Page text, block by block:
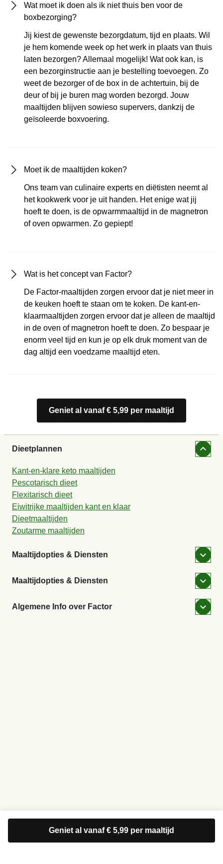
Geniet al vanaf € 5,99 per maaltijd
Wat moet ik doen als ik niet thuis ben voor de
boxbezorging?
Jij kiest de gewenste bezorgdatum, tijd en plaats. Wil
je hem komende week op het werk in plaats van thuis
laten bezorgen? Allemaal mogelijk! Wat ook kan, is
een bezorginstructie aan je bestelling toevoegen. Zo
weet de bezorger of de box in de achtertuin, bij de
deur of bij je buren mag worden bezorgd. Jouw
maaltijden blijven sowieso supervers, dankzij de
geïsoleerde boxvoering.
Moet ik de maaltijden koken?
Ons team van culinaire experts en diëtisten neemt al
het kookwerk voor je uit handen. Het enige wat jij
hoeft te doen, is de opwarmmaaltijd in de magnetron
of oven opwarmen. Zo gepiept!
Wat is het concept van Factor?
De Factor-maaltijden zorgen ervoor dat je niet meer in
de keuken hoeft te staan om te koken. De kant-en-
klaarmaaltijden zorgen ervoor dat je alleen de maaltijd
in de oven of magnetron hoeft te doen. Zo bespaar je
enorm veel tijd en kun je op elk druk moment van de
dag altijd een voedzame maaltijd eten.
Geniet al vanaf € 5,99 per maaltijd
Dieetplannen
Kant-en-klare keto maaltijden
Pescotarisch dieet
Flexitarisch dieet
Eiwitrijke maaltijden kant en klaar
Dieetmaaltijden
Zoutarme maaltijden
Maaltijdopties & Diensten
Maaltijdopties & Diensten
Algemene Info over Factor